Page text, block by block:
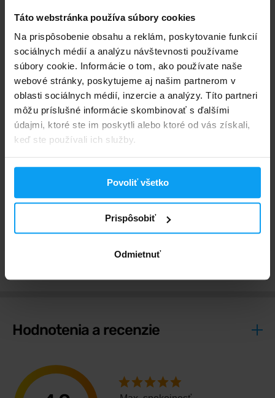
Táto webstránka používa súbory cookies
Na prispôsobenie obsahu a reklám, poskytovanie funkcií
sociálnych médií a analýzu návštevnosti používame
súbory cookie. Informácie o tom, ako používate naše
webové stránky, poskytujeme aj našim partnerom v
oblasti sociálnych médií, inzercie a analýzy. Títo partneri
môžu príslušné informácie skombinovať s ďalšími
údajmi, ktoré ste im poskytli alebo ktoré od vás získali,
keď ste používali ich služby.
Povoliť všetko
Prispôsobiť
Odmietnuť
Čím sa líši Clear Whey Isolate od bežného
Čím sa BodyWorld Clear Whey Isolate líši od
konkurenčných clear whey proteínov?
Nepení BodyWorld Clear Whey Isolate po
Môžem BodyWorld Clear Whey Isolate kombinovať
s kreatínom alebo inými doplnkami?
Má BodyWorld Clear Whey Isolate nejaké vedľajšie
Hodnotenia a recenzie